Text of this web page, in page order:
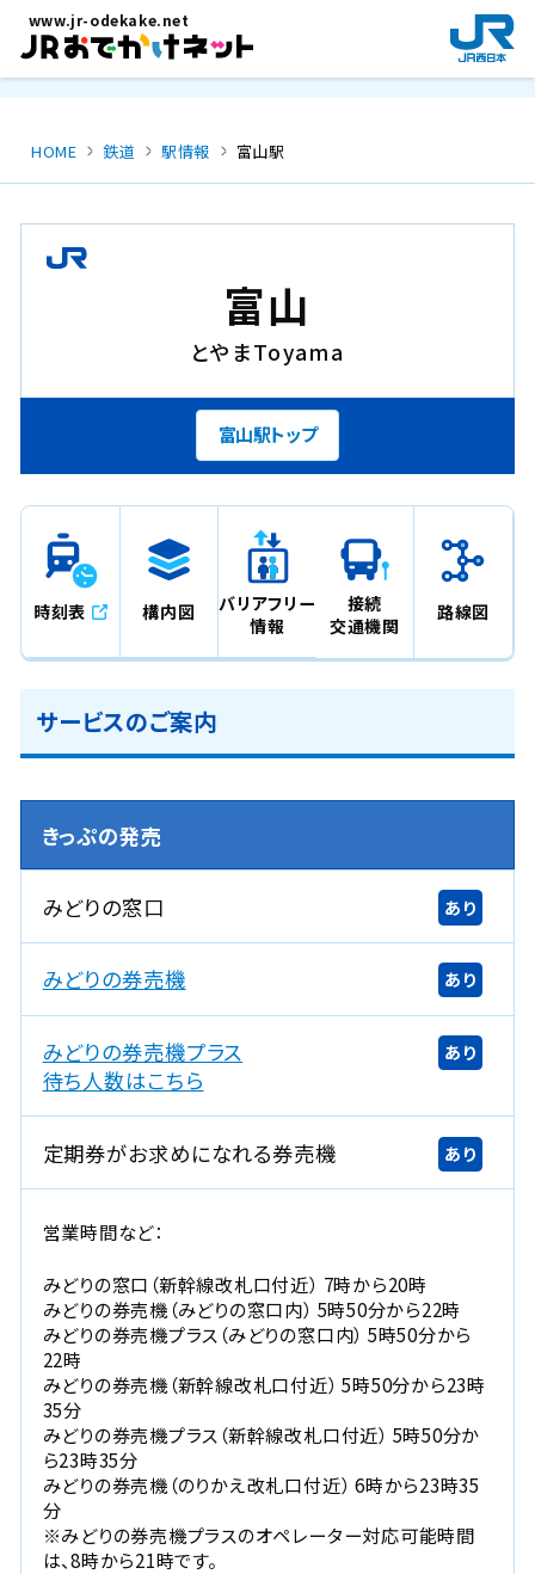
メインコンテンツにスキップ
www.jr-odekake.net
新
規
ウ
で
HOME 鉄道 駅情報 富山駅
富山
とやまToyama
富山駅トップ
時刻表 構内図
バリアフリー
情報
接続
交通機関
路線図
サービスのご案内
きっぷの発売
みどりの窓口 あり
みどりの券売機 あり
みどりの券売機プラス
新
規
ウ
イ
ン
ド
ウ
で
開
き
ま
す
。
待ち人数はこちら
あり
定期券がお求めになれる券売機 あり
営業時間など：
みどりの窓口（新幹線改札口付近） 7時から20時
みどりの券売機（みどりの窓口内） 5時50分から22時
みどりの券売機プラス（みどりの窓口内） 5時50分から
22時
みどりの券売機（新幹線改札口付近） 5時50分から23時
35分
みどりの券売機プラス（新幹線改札口付近） 5時50分か
ら23時35分
みどりの券売機（のりかえ改札口付近） 6時から23時35
分
※みどりの券売機プラスのオペレーター対応可能時間
は、8時から21時です。